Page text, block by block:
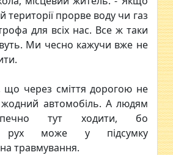
території прорве воду чи газ
для всіх нас. Все ж таки
Ми чесно кажучи вже не
що через сміття дорогою не
автомобіль. А людям
тут ходити, бо
рух може у підсумку
травмування.